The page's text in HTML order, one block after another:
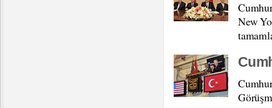
New